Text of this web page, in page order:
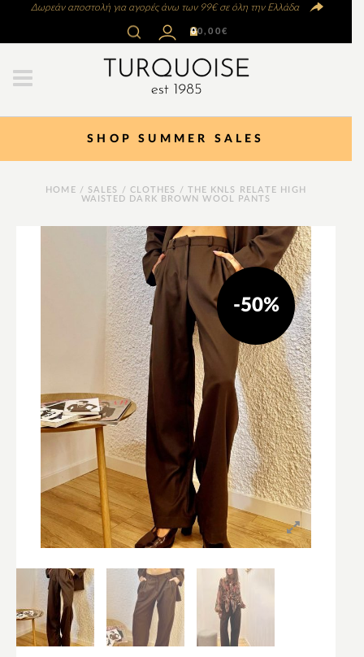
Δωρεάν αποστολή για αγορές άνω των 99€ σε όλη την Ελλάδα
00,00€
SHOP SUMMER SALES
HOME / SALES / CLOTHES
/ THE KNLS RELATE HIGH
WAISTED DARK BROWN WOOL PANTS
-50%